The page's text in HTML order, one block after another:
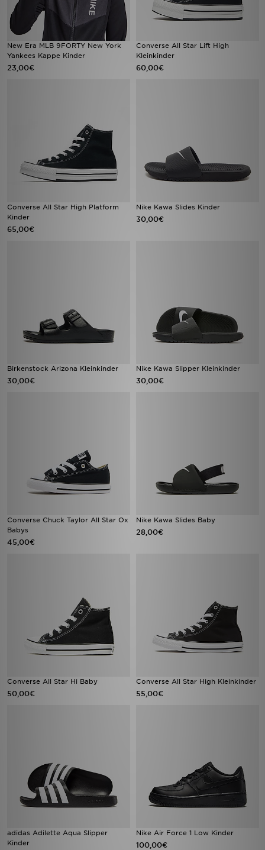
New Era MLB 9FORTY New York
Yankees Kappe Kinder
23,00€
Converse All Star Lift High
Kleinkinder
60,00€
Converse All Star High Platform
Kinder
65,00€
Nike Kawa Slides Kinder
30,00€
Birkenstock Arizona Kleinkinder
30,00€
Nike Kawa Slipper Kleinkinder
30,00€
Converse Chuck Taylor All Star Ox
Babys
45,00€
Nike Kawa Slides Baby
28,00€
Converse All Star Hi Baby
50,00€
Converse All Star High Kleinkinder
55,00€
adidas Adilette Aqua Slipper
Kinder
Nike Air Force 1 Low Kinder
100,00€